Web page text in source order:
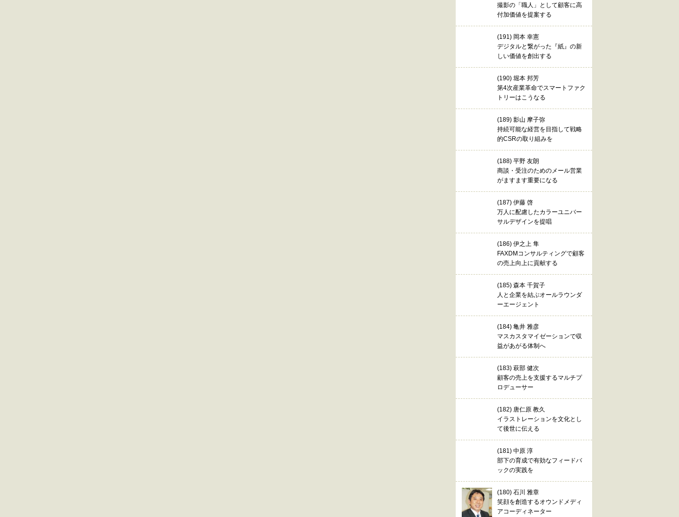
撮影の「職人」として顧客に高
付加価値を提案する
(191) 岡本 幸憲
デジタルと繋がった『紙』の新
しい価値を創出する
(190) 堀本 邦芳
第4次産業革命でスマートファク
トリーはこうなる
(189) 影山 摩子弥
持続可能な経営を目指して戦略
的CSRの取り組みを
(188) 平野 友朗
商談・受注のためのメール営業
がますます重要になる
(187) 伊藤 啓
万人に配慮したカラーユニバー
サルデザインを提唱
(186) 伊之上 隼
FAXDMコンサルティングで顧客
の売上向上に貢献する
(185) 森本 千賀子
人と企業を結ぶオールラウンダ
ーエージェント
(184) 亀井 雅彦
マスカスタマイゼーションで収
益があがる体制へ
(183) 萩部 健次
顧客の売上を支援するマルチプ
ロデューサー
(182) 唐仁原 教久
イラストレーションを文化とし
て後世に伝える
(181) 中原 淳
部下の育成で有効なフィードバ
ックの実践を
(180) 石川 雅章
笑顔を創造するオウンドメディ
アコーディネーター